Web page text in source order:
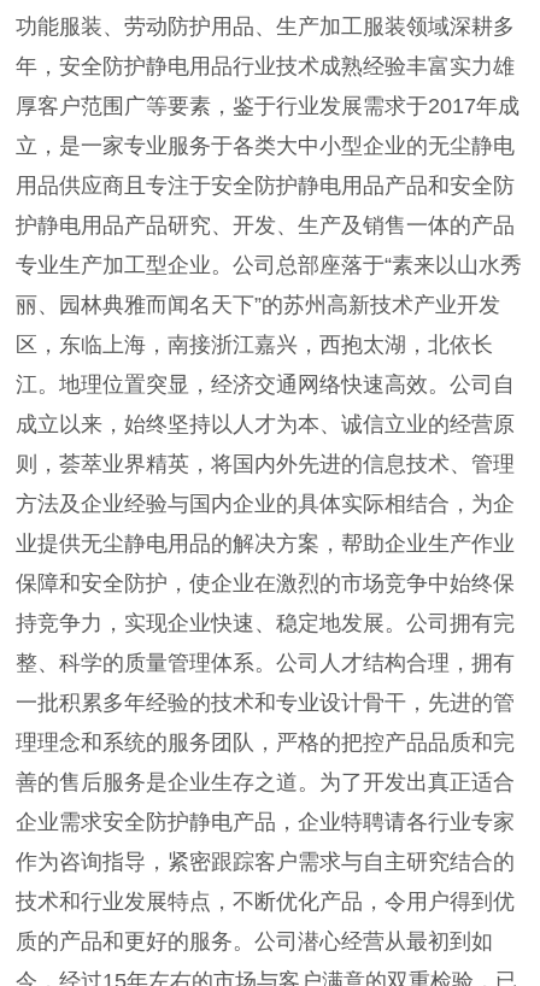
功能服装、劳动防护用品、生产加工服装领域深耕多
年，安全防护静电用品行业技术成熟经验丰富实力雄
厚客户范围广等要素，鉴于行业发展需求于2017年成
立，是一家专业服务于各类大中小型企业的无尘静电
用品供应商且专注于安全防护静电用品产品和安全防
护静电用品产品研究、开发、生产及销售一体的产品
专业生产加工型企业。公司总部座落于“素来以山水秀
丽、园林典雅而闻名天下”的苏州高新技术产业开发
区，东临上海，南接浙江嘉兴，西抱太湖，北依长
江。地理位置突显，经济交通网络快速高效。公司自
成立以来，始终坚持以人才为本、诚信立业的经营原
则，荟萃业界精英，将国内外先进的信息技术、管理
方法及企业经验与国内企业的具体实际相结合，为企
业提供无尘静电用品的解决方案，帮助企业生产作业
保障和安全防护，使企业在激烈的市场竞争中始终保
持竞争力，实现企业快速、稳定地发展。公司拥有完
整、科学的质量管理体系。公司人才结构合理，拥有
一批积累多年经验的技术和专业设计骨干，先进的管
理理念和系统的服务团队，严格的把控产品品质和完
善的售后服务是企业生存之道。为了开发出真正适合
企业需求安全防护静电产品，企业特聘请各行业专家
作为咨询指导，紧密跟踪客户需求与自主研究结合的
技术和行业发展特点，不断优化产品，令用户得到优
质的产品和更好的服务。公司潜心经营从最初到如
今，经过15年左右的市场与客户满意的双重检验，已